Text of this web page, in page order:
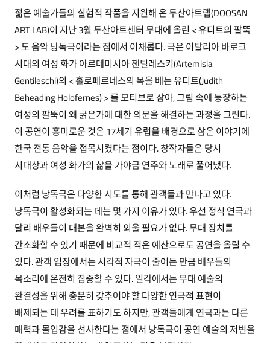
젊은 예술가들의 실험적 작품을 지원해 온 두산아트랩(DOOSAN
ART LAB)이 지난 3월 두산아트센터 무대에 올린 < 유디트의 팔뚝
> 도 음악 낭독극이라는 점에서 이채롭다. 극은 이탈리아 바로크
시대의 여성 화가 아르테미시아 젠틸레스키(Artemisia
Gentileschi)의 < 홀로페르네스의 목을 베는 유디트(Judith
Beheading Holofernes) > 를 모티브로 삼아, 그림 속에 등장하는
여성의 팔뚝이 왜 굵은가에 대한 의문을 해결하는 과정을 그린다.
이 공연이 흥미로운 것은 17세기 유럽을 배경으로 삼은 이야기에
한국 전통 음악을 접목시켰다는 점이다. 창작자들은 당시
시대상과 여성 화가의 삶을 가야금 연주와 노래로 풀어냈다.
이처럼 낭독극은 다양한 시도를 통해 관객들과 만나고 있다.
낭독극이 활성화되는 데는 몇 가지 이유가 있다. 우선 정식 연극과
달리 배우들이 대본을 완벽히 외울 필요가 없다. 무대 장치를
간소화할 수 있기 때문에 비교적 적은 예산으로도 공연을 올릴 수
있다. 관객 입장에서는 시각적 자극이 줄어든 만큼 배우들의
목소리에 온전히 집중할 수 있다. 일각에서는 무대 예술의
완결성을 위해 충분히 갖추어야 할 다양한 연극적 표현이
배제되는 데 우려를 표하기도 하지만, 관객들에게 연극과는 다른
매력과 몰입감을 선사한다는 점에서 낭독극이 공연 예술의 저변을